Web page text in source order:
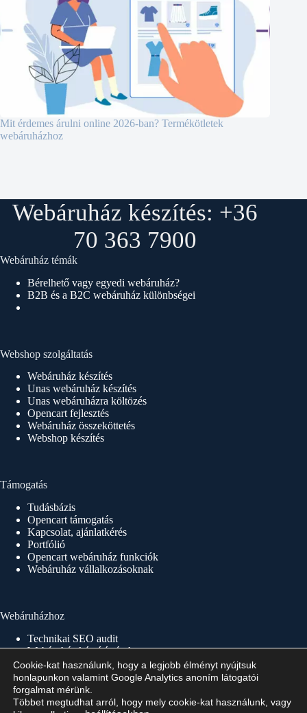
Mit érdemes árulni online 2026-ban? Termékötletek
webáruházhoz
Webáruház készítés: +36
70 363 7900
Webáruház témák
Bérelhető vagy egyedi webáruház?
B2B és a B2C webáruház különbségei
Webshop szolgáltatás
Webáruház készítés
Unas webáruház készítés
Unas webáruházra költözés
Opencart fejlesztés
Webáruház összeköttetés
Webshop készítés
Támogatás
Tudásbázis
Opencart támogatás
Kapcsolat, ajánlatkérés
Portfólió
Opencart webáruház funkciók
Webáruház vállalkozásoknak
Webáruházhoz
Technikai SEO audit
Webáruház készítés árak
Webáruház készítés 1×1
Webáruház készítés menete
Webáruház indítás, üzemeltetés
Cookie-kat használunk, hogy a legjobb élményt nyújtsuk
honlapunkon valamint Google Analytics anoním látogatói
forgalmat mérünk.
Többet megtudhat arról, hogy mely cookie-kat használunk, vagy